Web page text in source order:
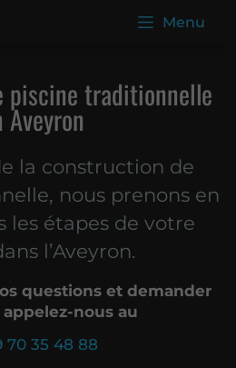
Menu
piscine traditionnelle
Aveyron
la construction de
nous prenons en
les étapes de votre
l’Aveyron.
questions et demander
nous au
70 35 48 88